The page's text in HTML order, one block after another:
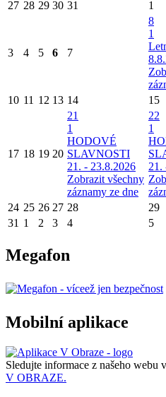
27 28 29 30 31 1
3 4 5 6 7
8
1
10 11 12 13 14 15
17 18 19 20
21
1
HODOVÉ
SLAVNOSTI
21. - 23.8.2026
Zobrazit všechny
záznamy ze dne
22
1
21.
24 25 26 27 28 29
31 1 2 3 4 5
Megafon
Mobilní aplikace
Sledujte informace z našeho webu v
V OBRAZE.